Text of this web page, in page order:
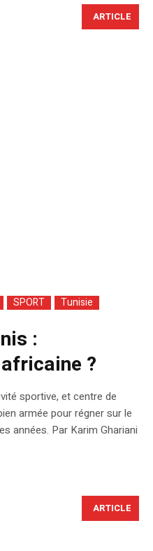
ARTICLE
SPORT Tunisie
:
?
sportive, et centre de
armée pour régner sur le
années. Par Karim Ghariani
ARTICLE